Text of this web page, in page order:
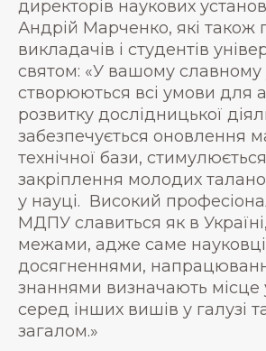
директорів наукових
Андрій Марченко, які також
викладачів і студентів
святом: «У вашому славному
створюються всі умови для
розвитку дослідницької
забезпечується оновлення
технічної бази,
закріплення молодих
у науці. Високий
МДПУ славиться як в Україні,
межами, адже саме науковці
досягненнями,
знаннями визначають місце
серед інших вишів у галузі
загалом.»